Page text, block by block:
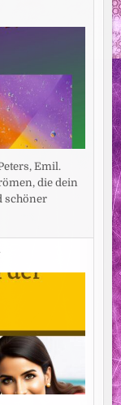
Emil.
die dein
schöner